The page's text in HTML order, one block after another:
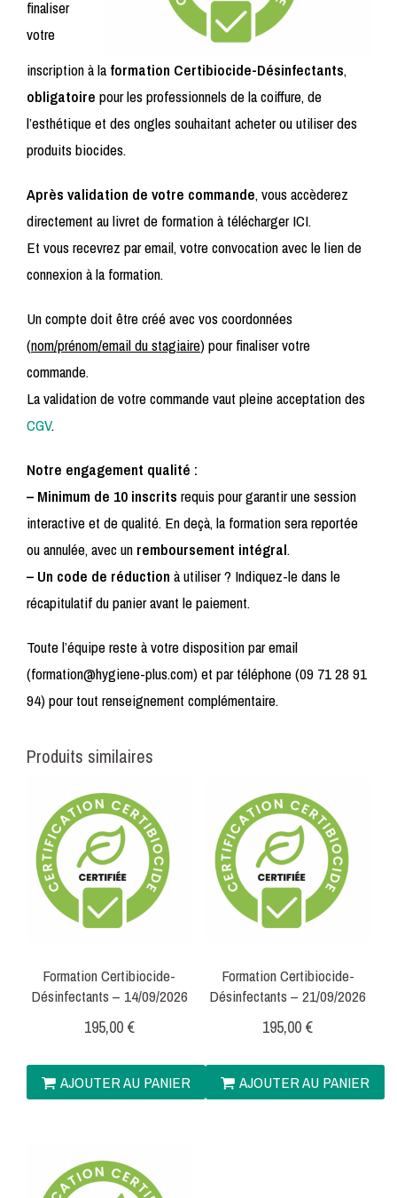
finaliser
votre
inscription à laformation Certibiocide-Désinfectants,
obligatoire pour les professionnels de la coiffure, de
l’esthétique et des ongles souhaitant acheter ou utiliser des
produits biocides.
Après validation de votre commande, vous accèderez
directement au livret de formation à télécharger ICI.
Et vous recevrez par email, votre convocation avec le lien de
connexion à la formation.
Un compte doit être créé avec vos coordonnées
(nom/prénom/email du stagiaire) pour finaliser votre
commande.
La validation de votre commande vaut pleine acceptation des
CGV.
Notre engagement qualité :
– Minimum de 10 inscrits requis pour garantir une session
interactive et de qualité. En deçà, la formation sera reportée
ou annulée, avec un remboursement intégral.
– Un code de réduction à utiliser ? Indiquez-le dans le
récapitulatif du panier avant le paiement.
Toute l’équipe reste à votre disposition par email
(formation@hygiene-plus.com) et par téléphone (09 71 28 91
94) pour tout renseignement complémentaire.
Produits similaires
Formation Certibiocide-
Désinfectants – 14/09/2026
195,00 €
AJOUTER AU PANIER
Formation Certibiocide-
Désinfectants – 21/09/2026
195,00 €
AJOUTER AU PANIER